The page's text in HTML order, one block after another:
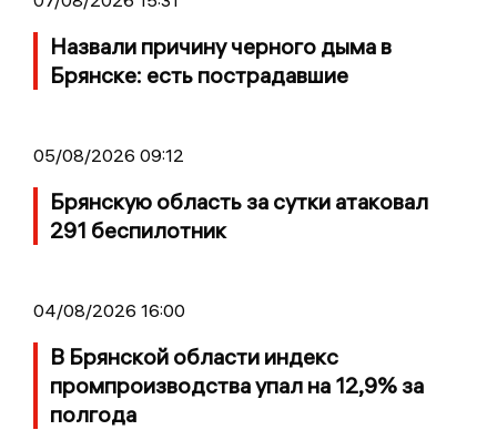
Назвали причину черного дыма в
Брянске: есть пострадавшие
05/08/2026 09:12
Брянскую область за сутки атаковал
291 беспилотник
04/08/2026 16:00
В Брянской области индекс
промпроизводства упал на 12,9% за
полгода